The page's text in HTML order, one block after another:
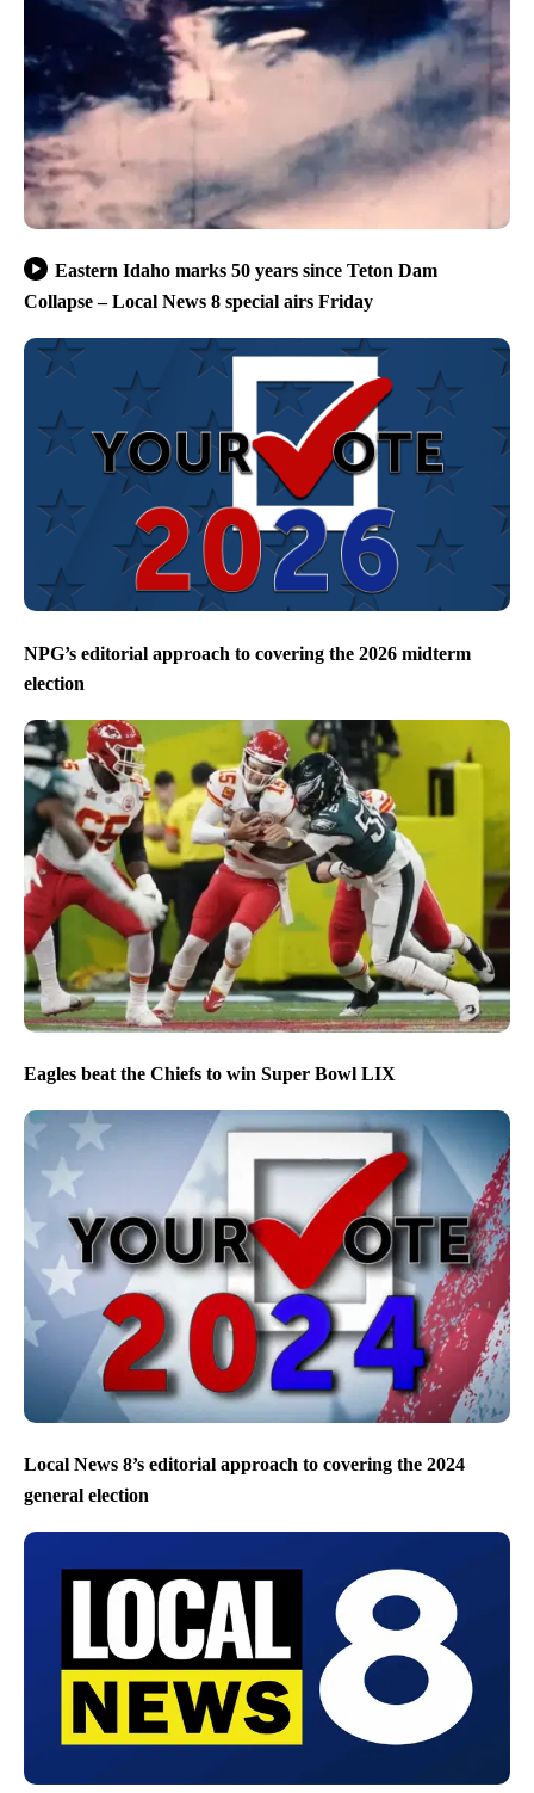
Eastern Idaho marks 50 years since Teton Dam
Collapse – Local News 8 special airs Friday
NPG’s editorial approach to covering the 2026 midterm
election
Eagles beat the Chiefs to win Super Bowl LIX
Local News 8’s editorial approach to covering the 2024
general election